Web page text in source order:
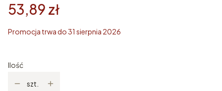
53,89 zł
Promocja trwa do 31 sierpnia 2026
Ilość
szt.